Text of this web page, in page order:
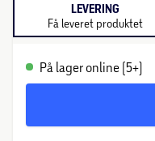
LEVERING
Få leveret produktet
På lager online (5+)